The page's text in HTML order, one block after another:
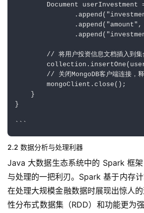
Document userInvestment
.append("amount",
// 将用户投资信息文档插入到集
// 关闭MongoDB客户端连接，
        mongoClient.close();
    }
}
2.2 数据分析与处理利器
Java 大数据生态系统中的 Spark 框
与处理的一把利刃。Spark 基于内存
在处理大规模金融数据时展现出惊人
性分布式数据集（RDD）和功能更为